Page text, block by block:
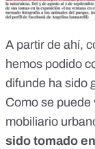
A partir de ahí,
hemos podido
difunde ha sido
Como se puede
mobiliario
sido tomado